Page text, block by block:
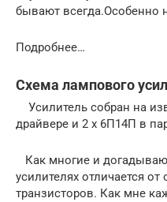
бывают всегда.Особенно
Подробнее…
Схема лампового
Усилитель собран на
драйвере и 2 х 6П14П в
Как многие и
усилителях отличается
транзисторов. Как мне